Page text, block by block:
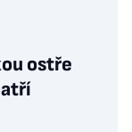
ostře